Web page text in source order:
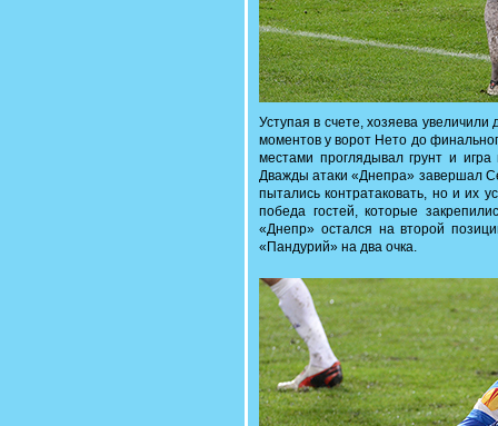
Уступая в счете, хозяева
моментов у ворот Нето до
местами проглядывал грунт и
Дважды атаки «Днепра» завершал
пытались контратаковать, но и их
победа гостей, которые
«Днепр» остался на второй
«Пандурий» на два очка.